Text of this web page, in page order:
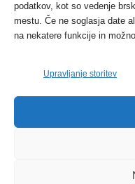
podatkov, kot so vedenje
mestu. Če ne soglasja date
na nekatere funkcije in
Upravljanje storitev
Tožilstvo
Verbund
FOTO:
Dogodki